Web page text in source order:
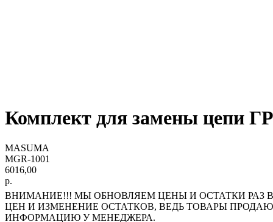
Комплект для замены цепи
MASUMA
MGR-1001
6016,00
р.
ВНИМАНИЕ!!! МЫ ОБНОВЛЯЕМ ЦЕНЫ И ОСТАТКИ РАЗ
ЦЕН И ИЗМЕНЕНИЕ ОСТАТКОВ, ВЕДЬ ТОВАРЫ
ИНФОРМАЦИЮ У МЕНЕДЖЕРА.